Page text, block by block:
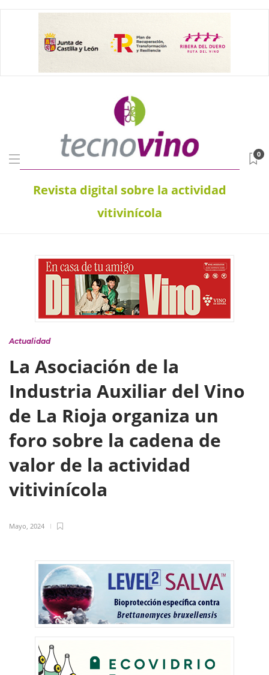
Revista digital sobre la actividad
vitivinícola
0
Actualidad
La Asociación de la
Industria Auxiliar del Vino
de La Rioja organiza un
foro sobre la cadena de
valor de la actividad
vitivinícola
Mayo, 2024